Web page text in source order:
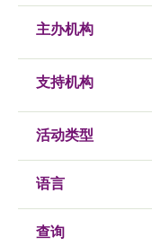
主办机构
支持机构
活动类型
语言
查询